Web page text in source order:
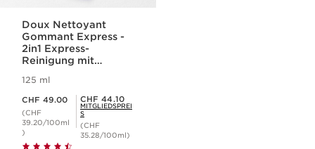
Doux Nettoyant
Gommant Express -
2in1 Express-
Reinigung mit
jeden Hauttyp
125 ml
CHF 49.00
(CHF
39.20/100ml
)
Mitgliederpreis CHF 44.10
CHF 44.10
MITGLIEDSPREI
S
(CHF
35.28/100ml)